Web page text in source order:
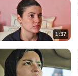
1:37